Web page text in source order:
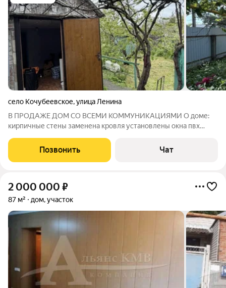
село Кочубеевское,улица Ленина
В ПРОДАЖЕ ДОМ СО ВСЕМИ КОММУНИКАЦИЯМИ О доме:
кирпичные стены заменена кровля установлены окна пвх
правильной формы парковочное место для машины 4 комнаты
санузел в доме На участке гараж и
Позвонить Чат
2 000 000 ₽
87 м² дом, участок